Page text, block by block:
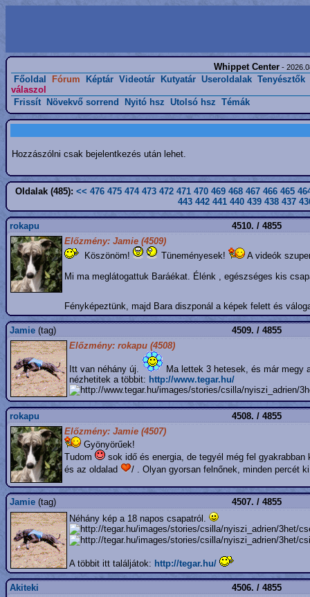
Whippet Center -
Főoldal Fórum Képtár Videotár Kutyatár Useroldalak Tenyésztők
válaszol
Frissít
Növekvő sorrend Nyitó hsz Utolsó hsz Témák
Hozzászólni csak bejelentkezés után lehet.
Oldalak (485): << 476 475 474 473 472 471 470 469 468 467 466 465
443 442 441 440 439 438 437
rokapu
4510. / 4855
Előzmény: Jamie (4509)
Köszönöm!
Tüneményesek!
A videók
Mi ma meglátogattuk Baráékat. Élénk , egészséges kis
Fényképeztünk, majd Bara diszponál a képek felett és
Jamie (tag)
4509. / 4855
Előzmény: rokapu (4508)
Itt van néhány új.
Ma lettek 3 hetesek, és már megy
nézhetitek a többit: http://www.tegar.hu/
rokapu
4508. / 4855
Előzmény: Jamie (4507)
Gyönyörűek!
Tudom
sok idő és energia, de tegyél még fel
és az oldalad
/ . Olyan gyorsan felnőnek, minden percét
Jamie (tag)
4507. / 4855
Néhány kép a 18 napos csapatról.
A többit itt találjátok: http://tegar.hu/
Akiteki
4506. / 4855